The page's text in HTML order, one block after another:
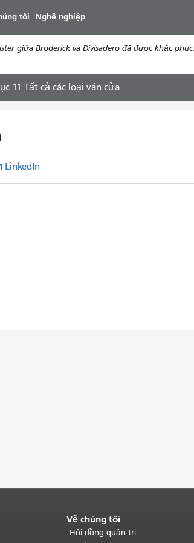
dung
tôi Nghề nghiệp
giữa Broderick và Divisadero đã được khắc
11 Tất cả các loại ván cửa
LinkedIn
Về chúng tôi
Hội đồng quản trị